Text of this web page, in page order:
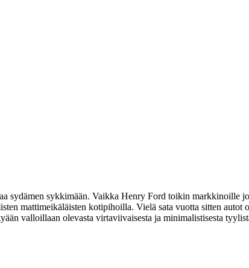
sydämen sykkimään. Vaikka Henry Ford toikin markkinoille
mattimeikäläisten kotipihoilla. Vielä sata vuotta sitten autot
valloillaan olevasta virtaviivaisesta ja minimalistisesta